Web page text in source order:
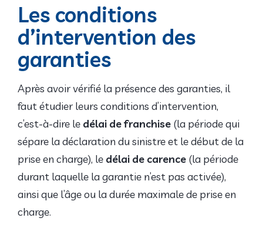
Les conditions
d’intervention des
garanties
Après avoir vérifié la présence des garanties, il
faut étudier leurs conditions d’intervention,
c’est-à-dire le délai de franchise (la période qui
sépare la déclaration du sinistre et le début de la
prise en charge), le délai de carence (la période
durant laquelle la garantie n’est pas activée),
ainsi que l’âge ou la durée maximale de prise en
charge.